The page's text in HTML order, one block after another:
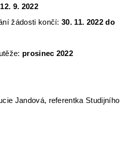
12. 9. 2022
žádosti končí:30. 11. 2022 do
prosinec 2022
Jandová, referentka Studijního